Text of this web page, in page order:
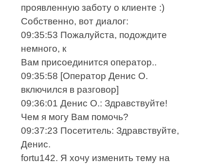
проявленную заботу о клиенте :)
Собственно, вот диалог:
09:35:53 Пожалуйста, подождите
немного, к
Вам присоединится оператор..
09:35:58 [Оператор Денис О.
включился в разговор]
09:36:01 Денис О.: Здравствуйте!
Чем я могу Вам помочь?
09:37:23 Посетитель: Здравствуйте,
Денис.
fortu142. Я хочу изменить тему на